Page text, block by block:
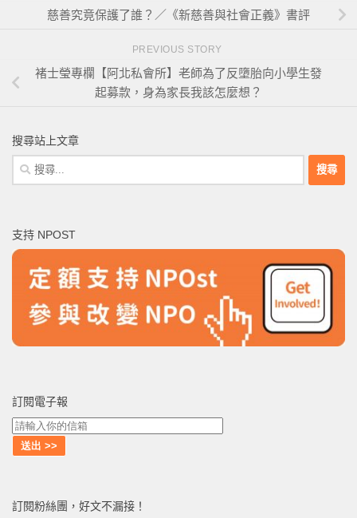
慈善究竟保護了誰？／《新慈善與社會正義》書評
PREVIOUS STORY
褚士瑩專欄【阿北私會所】老師為了反墮胎向小學生發
起募款，身為家長我該怎麼想？
搜尋站上文章
搜
尋
字:
支持 NPOST
訂閱電子報
訂閱粉絲團，好文不漏接！